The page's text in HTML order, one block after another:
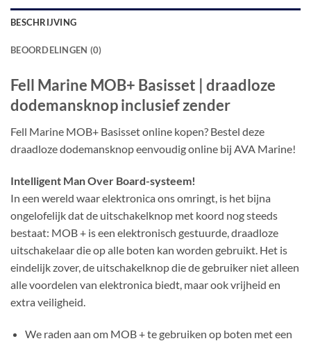
BESCHRIJVING
BEOORDELINGEN (0)
Fell Marine MOB+ Basisset | draadloze
dodemansknop inclusief zender
Fell Marine MOB+ Basisset online kopen? Bestel deze
draadloze dodemansknop eenvoudig online bij AVA Marine!
Intelligent Man Over Board-systeem!
In een wereld waar elektronica ons omringt, is het bijna
ongelofelijk dat de uitschakelknop met koord nog steeds
bestaat: MOB + is een elektronisch gestuurde, draadloze
uitschakelaar die op alle boten kan worden gebruikt. Het is
eindelijk zover, de uitschakelknop die de gebruiker niet alleen
alle voordelen van elektronica biedt, maar ook vrijheid en
extra veiligheid.
We raden aan om MOB + te gebruiken op boten met een